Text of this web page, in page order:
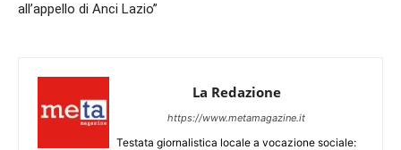
all’appello di Anci Lazio”
La Redazione
https://www.metamagazine.it
Testata giornalistica locale a vocazione sociale: